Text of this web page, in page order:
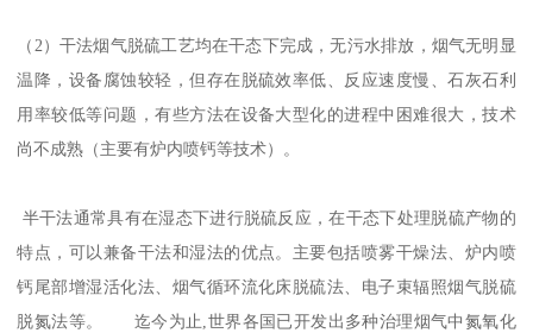
（2）干法烟气脱硫工艺均在干态下完成，无污水排放，烟气无明显
温降，设备腐蚀较轻，但存在脱硫效率低、反应速度慢、石灰石利
用率较低等问题，有些方法在设备大型化的进程中困难很大，技术
尚不成熟（主要有炉内喷钙等技术）。
半干法通常具有在湿态下进行脱硫反应，在干态下处理脱硫产物的
特点，可以兼备干法和湿法的优点。主要包括喷雾干燥法、炉内喷
钙尾部增湿活化法、烟气循环流化床脱硫法、电子束辐照烟气脱硫
脱氮法等。 迄今为止,世界各国已开发出多种治理烟气中氮氧化